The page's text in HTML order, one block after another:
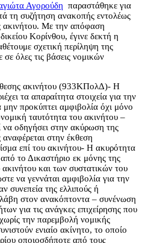
Αγορούδη παραστάθηκε για
τη συζήτηση ανακοπής εντολέως
ακινήτου. Με την απόφαση
Κορίνθου, έγινε δεκτή η
σχετική περίληψη της
όλες τις βάσεις νομικών
ακινήτου (933ΚΠολΔ)- Η
τα απαραίτητα στοιχεία για την
προκύπτει αμφιβολία όχι μόνο
ταυτότητα του ακινήτου –
να οδηγήσει στην ακύρωση της
στην έκθεση
επί του ακινήτου- Η ακυρότητα
το Δικαστήριο εκ μόνης της
και των συστατικών του
να γεννάται αμφιβολία για την
συνεπεία της ελλιπούς ή
στον ανακόπτοντα – συνένωση
για τις ανάγκες επιχείρησης που
την παρεμβολή νομικής
ενιαίο ακίνητο, το οποίο
οποιοσδήποτε από τους